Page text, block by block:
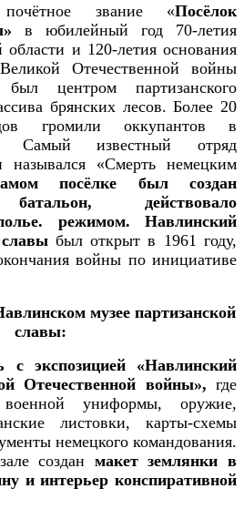
звание «Посёлок
в юбилейный год 70-летия
области и 120-летия основания
Отечественной войны
центром партизанского
брянских лесов. Более 20
громили оккупантов в
Самый известный отряд
назывался «Смерть немецким
посёлке был создан
батальон, действовало
режимом. Навлинский
был открыт в 1961 году,
войны по инициативе
музее партизанской
славы:
с экспозицией «Навлинский
Отечественной войны», где
униформы, оружие,
листовки, карты-схемы
немецкого командования.
создан макет землянки в
и интерьер конспиративной